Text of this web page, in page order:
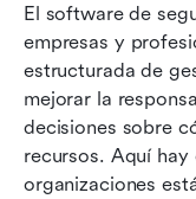
El software de
empresas y
estructurada de
mejorar la
decisiones sobre
recursos. Aquí hay
organizaciones